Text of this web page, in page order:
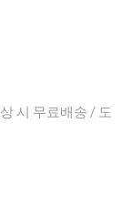
시 무료배송 / 도